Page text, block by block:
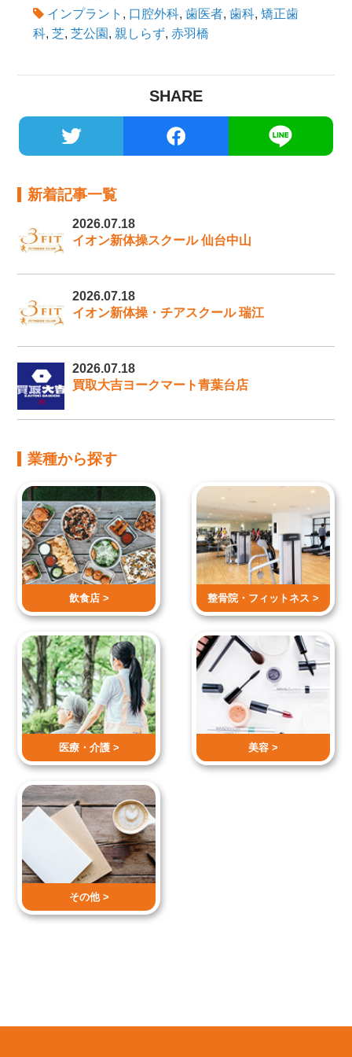
インプラント , 口腔外科,歯医者,歯科,矯正歯
科,芝,芝公園 , 親しらず,赤羽橋
SHARE
新着記事一覧
2026.07.18
イオン新体操スクール 仙台中山
2026.07.18
イオン新体操・チアスクール 瑞江
2026.07.18
買取大吉ヨークマート青葉台店
業種から探す
飲食店 > 整骨院・ フィットネス >
医療・介護 > 美容 >
その他 >